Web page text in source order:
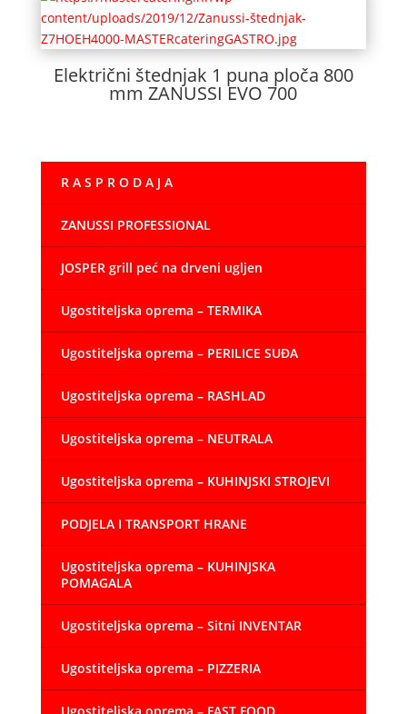
Električni štednjak 1 puna ploča 800
mm ZANUSSI EVO 700
R A S P R O D A J A
ZANUSSI PROFESSIONAL
JOSPER grill peć na drveni ugljen
Ugostiteljska oprema – TERMIKA
Ugostiteljska oprema – PERILICE SUĐA
Ugostiteljska oprema – RASHLAD
Ugostiteljska oprema – NEUTRALA
Ugostiteljska oprema – KUHINJSKI STROJEVI
PODJELA I TRANSPORT HRANE
Ugostiteljska oprema – KUHINJSKA
POMAGALA
Ugostiteljska oprema – Sitni INVENTAR
Ugostiteljska oprema – PIZZERIA